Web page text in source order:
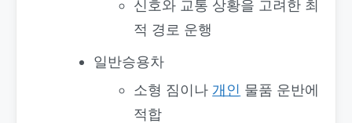
신호와 교통 상황을 고려한 최
적 경로 운행
일반승용차
소형 짐이나 개인 물품 운반에
적합